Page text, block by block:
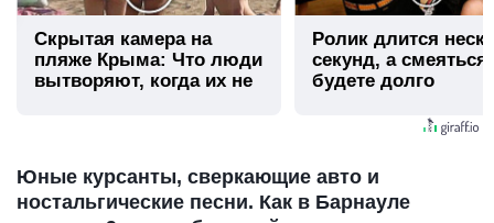
Скрытая камера на
пляже Крыма: Что люди
вытворяют, когда их не
Ролик длится
секунд, а
будете долго
Юные курсанты, сверкающие авто и
ностальгические песни. Как в Барнауле